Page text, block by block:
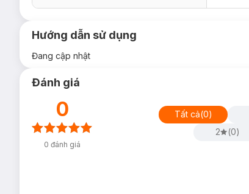
Hướng dẫn sử dụng
Đang cập nhật
Đánh giá
0
0 đánh giá
Tất cả(0)
2
(0)